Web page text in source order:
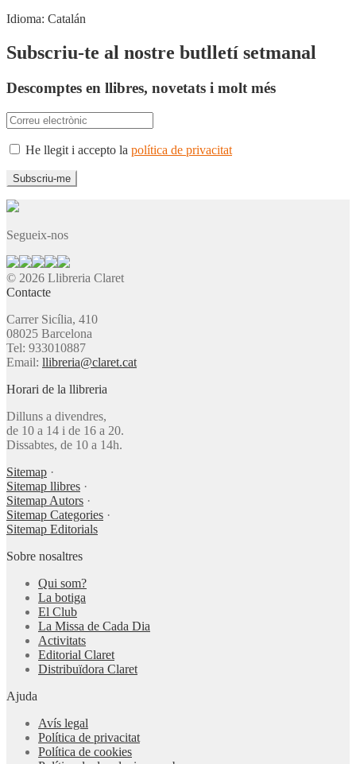
Idioma: Catalán
Subscriu-te al nostre butlletí setmanal
Descomptes en llibres, novetats i molt més
He llegit i accepto la política de privacitat
Segueix-nos
© 2026 Llibreria Claret
Contacte
Carrer Sicília, 410
08025 Barcelona
Tel: 933010887
Email: llibreria@claret.cat
Horari de la llibreria
Dilluns a divendres,
de 10 a 14 i de 16 a 20.
Dissabtes, de 10 a 14h.
Sitemap ·
Sitemap llibres ·
Sitemap Autors ·
Sitemap Categories ·
Sitemap Editorials
Sobre nosaltres
Qui som?
La botiga
El Club
La Missa de Cada Dia
Activitats
Editorial Claret
Distribuïdora Claret
Ajuda
Avís legal
Política de privacitat
Política de cookies